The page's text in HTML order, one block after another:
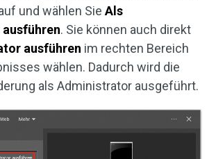
und wählen Sie Als
. Sie können auch direkt
ausführen im rechten Bereich
wählen. Dadurch wird die
als Administrator ausgeführt.